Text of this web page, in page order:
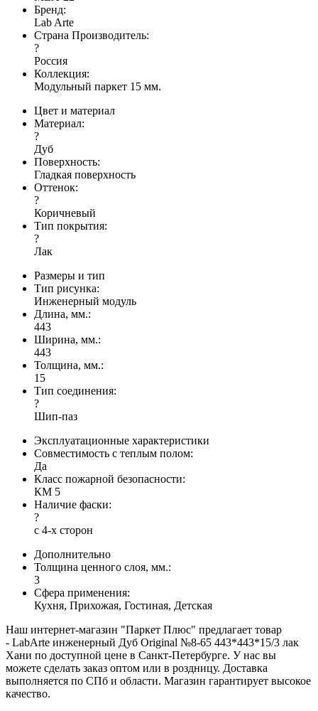
Бренд:
Lab Arte
Страна Производитель:
?
Россия
Коллекция:
Модульный паркет 15 мм.
Цвет и материал
Материал:
?
Дуб
Поверхность:
Гладкая поверхность
Оттенок:
?
Коричневый
Тип покрытия:
?
Лак
Размеры и тип
Тип рисунка:
Инженерный модуль
Длина, мм.:
443
Ширина, мм.:
443
Толщина, мм.:
15
Тип соединения:
?
Шип-паз
Эксплуатационные характеристики
Совместимость с теплым полом:
Да
Класс пожарной безопасности:
КМ 5
Наличие фаски:
?
с 4-х сторон
Дополнительно
Толщина ценного слоя, мм.:
3
Сфера применения:
Кухня, Прихожая, Гостиная, Детская
Наш интернет-магазин "Паркет Плюс" предлагает товар
- LabArte инженерный Дуб Original №8-65 443*443*15/3 лак
Хани по доступной цене в Санкт-Петербурге. У нас вы
можете сделать заказ оптом или в роздницу. Доставка
выполняется по СПб и области. Магазин гарантирует высокое
качество.